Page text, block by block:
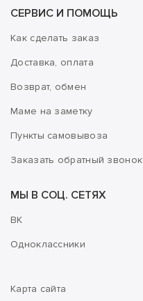
СЕРВИС И ПОМОЩЬ
Как сделать заказ
Доставка, оплата
Возврат, обмен
Маме на заметку
Пункты самовывоза
Заказать обратный звонок
МЫ В СОЦ. СЕТЯХ
ВК
Одноклассники
Карта сайта